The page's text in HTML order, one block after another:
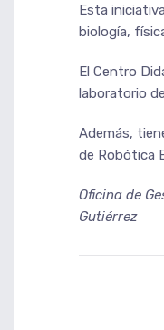
Esta
biología,
El Centro
laboratorio
Además,
de Robótica
Oficina de
Gutiérrez